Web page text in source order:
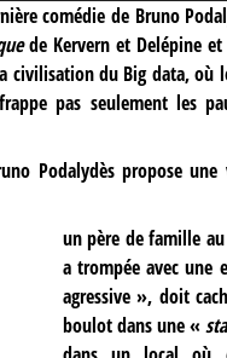
comédie de Bruno
de Kervern et Delépine et
civilisation du Big data, où
pas seulement les
Podalydès propose
un père de famille
a trompée avec une
agressive », doit
boulot dans une «